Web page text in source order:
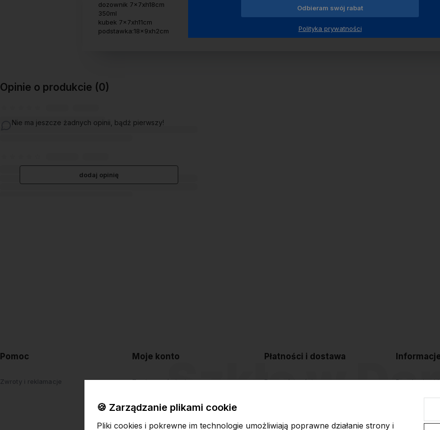
dozownik 7x7xh18cm
350ml
kubek 7x7xh11cm
podstawka:18x9xh2cm
Opinie o produkcie (0)
Nie ma jeszcze żadnych opinii, bądź pierwszy!
dodaj opinię
Pomoc
Zwroty i reklamacje
Moje konto
Twoje zamówienia
Przechowalnia
Płatności i dostawa
Formy płatności
Regulamin
Polityka
🍪 Zarządzanie plikami cookie
Pliki cookies i pokrewne im technologie umożliwiają poprawne działanie strony i
Odbieram swój rabat
Polityka prywatności